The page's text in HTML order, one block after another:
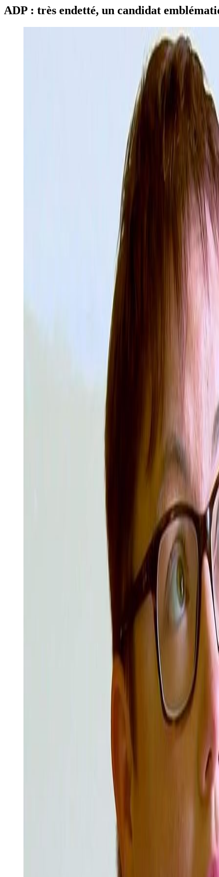
ADP : très endetté, un candidat